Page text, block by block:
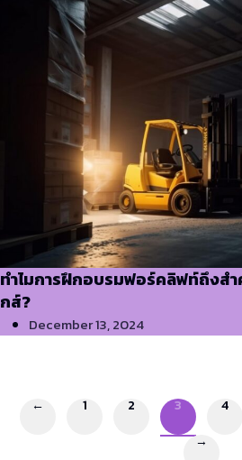
ทำไมการฝึกอบรมฟอร์คลิฟท์ถึงส
กส์?
December 13, 2024
← 1 2 3 4
→